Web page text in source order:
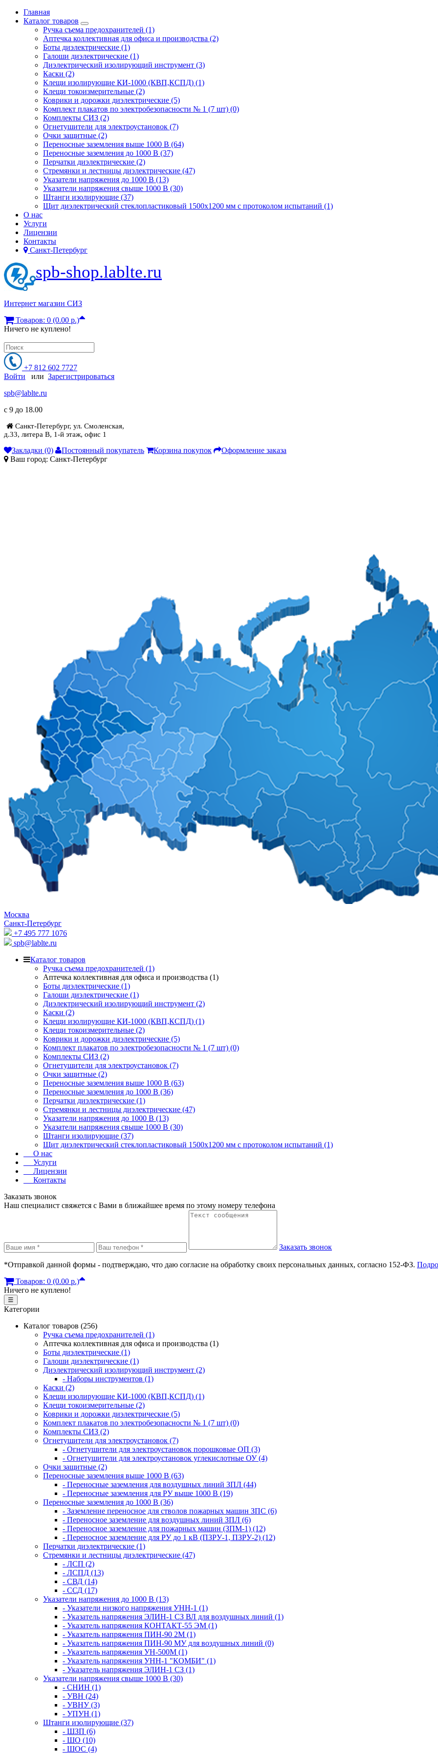
Главная
Каталог товаров
Ручка съема предохранителей (1)
Аптечка коллективная для офиса и производства (2)
Боты диэлектрические (1)
Галоши диэлектрические (1)
Диэлектрический изолирующий инструмент (3)
Каски (2)
Клещи изолирующие КИ-1000 (КВП,КСПД) (1)
Клещи токоизмерительные (2)
Коврики и дорожки диэлектрические (5)
Комплект плакатов по электробезопасности № 1 (7 шт) (0)
Комплекты СИЗ (2)
Огнетушители для электроустановок (7)
Очки защитные (2)
Переносные заземления выше 1000 В (64)
Переносные заземления до 1000 В (37)
Перчатки диэлектрические (2)
Стремянки и лестницы диэлектрические (47)
Указатели напряжения до 1000 В (13)
Указатели напряжения свыше 1000 В (30)
Штанги изолирующие (37)
Щит диэлектрический стеклопластиковый 1500х1200 мм с протоколом испытаний (1)
О нас
Услуги
Лицензии
Контакты
Санкт-Петербург
spb-shop.lablte.ru
Интернет магазин СИЗ
Товаров: 0 (0.00 р.)
Ничего не куплено!
+7 812 602 7727
Войти или Зарегистрироваться
spb@lablte.ru
c 9 до 18.00
Санкт-Петербург, ул. Смоленская,
д.33, литера В, 1-й этаж, офис 1
Закладки (0) Постоянный покупатель Корзина покупок
Оформление заказа
Ваш город: Санкт-Петербург
Москва
Санкт-Петербург
+7 495 777 1076
spb@lablte.ru
Каталог товаров
Ручка съема предохранителей (1)
Аптечка коллективная для офиса и производства (1)
Боты диэлектрические (1)
Галоши диэлектрические (1)
Диэлектрический изолирующий инструмент (2)
Каски (2)
Клещи изолирующие КИ-1000 (КВП,КСПД) (1)
Клещи токоизмерительные (2)
Коврики и дорожки диэлектрические (5)
Комплект плакатов по электробезопасности № 1 (7 шт) (0)
Комплекты СИЗ (2)
Огнетушители для электроустановок (7)
Очки защитные (2)
Переносные заземления выше 1000 В (63)
Переносные заземления до 1000 В (36)
Перчатки диэлектрические (1)
Стремянки и лестницы диэлектрические (47)
Указатели напряжения до 1000 В (13)
Указатели напряжения свыше 1000 В (30)
Штанги изолирующие (37)
Щит диэлектрический стеклопластиковый 1500х1200 мм с протоколом испытаний (1)
О нас
Услуги
Лицензии
Контакты
Заказать звонок
Наш специалист свяжется с Вами в ближайшее время по этому номеру телефона
Заказать звонок
*Отправкой данной формы - подтверждаю, что даю согласие на обработку своих персональных данных, согласно 152-ФЗ.
Товаров: 0 (0.00 р.)
Ничего не куплено!
☰
Категории
Каталог товаров (256)
Ручка съема предохранителей (1)
Аптечка коллективная для офиса и производства (1)
Боты диэлектрические (1)
Галоши диэлектрические (1)
Диэлектрический изолирующий инструмент (2)
- Наборы инструментов (1)
Каски (2)
Клещи изолирующие КИ-1000 (КВП,КСПД) (1)
Клещи токоизмерительные (2)
Коврики и дорожки диэлектрические (5)
Комплект плакатов по электробезопасности № 1 (7 шт) (0)
Комплекты СИЗ (2)
Огнетушители для электроустановок (7)
- Огнетушители для электроустановок порошковые ОП (3)
- Огнетушители для электроустановок углекислотные ОУ (4)
Очки защитные (2)
Переносные заземления выше 1000 В (63)
- Переносные заземления для воздушных линий ЗПЛ (44)
- Переносные заземления для РУ выше 1000 В (19)
Переносные заземления до 1000 В (36)
- Заземление переносное для стволов пожарных машин ЗПС (6)
- Переносное заземление для воздушных линий ЗПЛ (6)
- Переносное заземление для пожарных машин (ЗПМ-1) (12)
- Переносное заземление для РУ до 1 кВ (ПЗРУ-1, ПЗРУ-2) (12)
Перчатки диэлектрические (1)
Стремянки и лестницы диэлектрические (47)
- ЛСП (2)
- ЛСПД (13)
- СВД (14)
- ССД (17)
Указатели напряжения до 1000 В (13)
- Указатели низкого напряжения УНН-1 (1)
- Указатель напряжения ЭЛИН-1 СЗ ВЛ для воздушных линий (1)
- Указатель напряжения КОНТАКТ-55 ЭМ (1)
- Указатель напряжения ПИН-90 2М (1)
- Указатель напряжения ПИН-90 МУ для воздушных линий (0)
- Указатель напряжения УН-500М (1)
- Указатель напряжения УНН-1 "КОМБИ" (1)
- Указатель напряжения ЭЛИН-1 СЗ (1)
Указатели напряжения свыше 1000 В (30)
- СНИН (1)
- УВН (24)
- УВНУ (3)
- УПУН (1)
Штанги изолирующие (37)
- ШЗП (6)
- ШО (10)
- ШОС (4)